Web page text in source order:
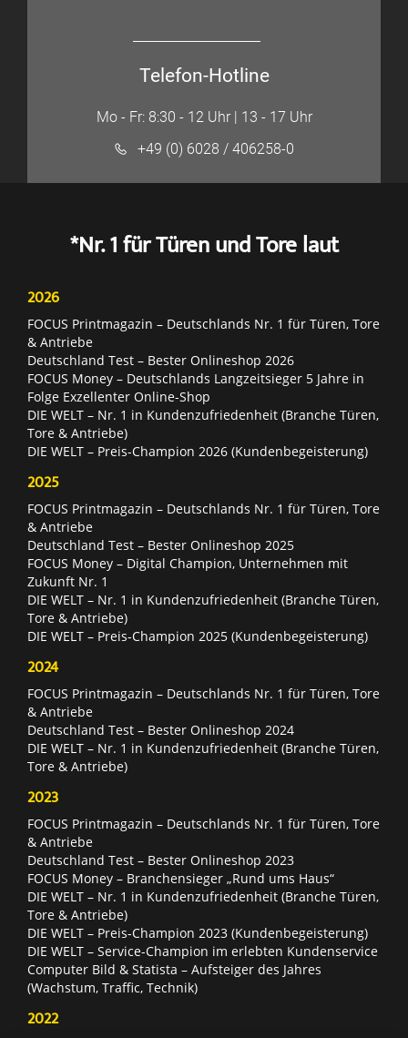
Telefon-Hotline
Mo - Fr: 8:30 - 12 Uhr | 13 - 17 Uhr
+49 (0) 6028 / 406258-0
*Nr. 1 für Türen und Tore laut
2026
FOCUS Printmagazin – Deutschlands Nr. 1 für Türen, Tore
& Antriebe
Deutschland Test – Bester Onlineshop 2026
FOCUS Money – Deutschlands Langzeitsieger 5 Jahre in
Folge Exzellenter Online-Shop
DIE WELT – Nr. 1 in Kundenzufriedenheit (Branche Türen,
Tore & Antriebe)
DIE WELT – Preis-Champion 2026 (Kundenbegeisterung)
2025
FOCUS Printmagazin – Deutschlands Nr. 1 für Türen, Tore
& Antriebe
Deutschland Test – Bester Onlineshop 2025
FOCUS Money – Digital Champion, Unternehmen mit
Zukunft Nr. 1
DIE WELT – Nr. 1 in Kundenzufriedenheit (Branche Türen,
Tore & Antriebe)
DIE WELT – Preis-Champion 2025 (Kundenbegeisterung)
2024
FOCUS Printmagazin – Deutschlands Nr. 1 für Türen, Tore
& Antriebe
Deutschland Test – Bester Onlineshop 2024
DIE WELT – Nr. 1 in Kundenzufriedenheit (Branche Türen,
Tore & Antriebe)
2023
FOCUS Printmagazin – Deutschlands Nr. 1 für Türen, Tore
& Antriebe
Deutschland Test – Bester Onlineshop 2023
FOCUS Money – Branchensieger „Rund ums Haus“
DIE WELT – Nr. 1 in Kundenzufriedenheit (Branche Türen,
Tore & Antriebe)
DIE WELT – Preis-Champion 2023 (Kundenbegeisterung)
DIE WELT – Service-Champion im erlebten Kundenservice
Computer Bild & Statista – Aufsteiger des Jahres
(Wachstum, Traffic, Technik)
2022